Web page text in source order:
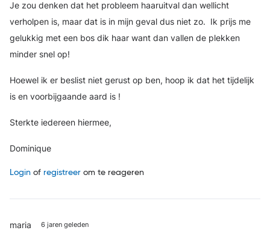
Je zou denken dat het probleem haaruitval dan wellicht
verholpen is, maar dat is in mijn geval dus niet zo. Ik prijs me
gelukkig met een bos dik haar want dan vallen de plekken
minder snel op!
Hoewel ik er beslist niet gerust op ben, hoop ik dat het tijdelijk
is en voorbijgaande aard is !
Sterkte iedereen hiermee,
Dominique
Login of registreer om te reageren
maria 6 jaren geleden